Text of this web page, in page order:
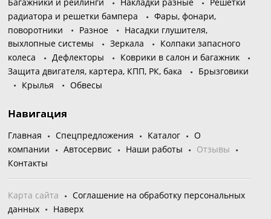
радиатора и решетки бампера
Фары, фонари,
поворотники
Разное
Насадки глушителя,
выхлопные системы
Зеркала
Колпаки запасного
колеса
Дефлекторы
Коврики в салон и багажник
Защита двигателя, картера, КПП, РК, бака
Брызговики
Крылья
Обвесы
Навигация
Главная Спецпредложения Каталог
О
компании
Автосервис Наши работы
Отзывы
Контакты
Карта сайта
Соглашение на обработку персональных
данных
Наверх